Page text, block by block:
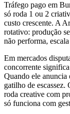
Tráfego pago em
só roda 1 ou 2
custo crescente. A
rotativo: produção
não performa,
Em mercados
concorrente
Quando ele anuncia
gatilho de
roda creative com
só funciona com